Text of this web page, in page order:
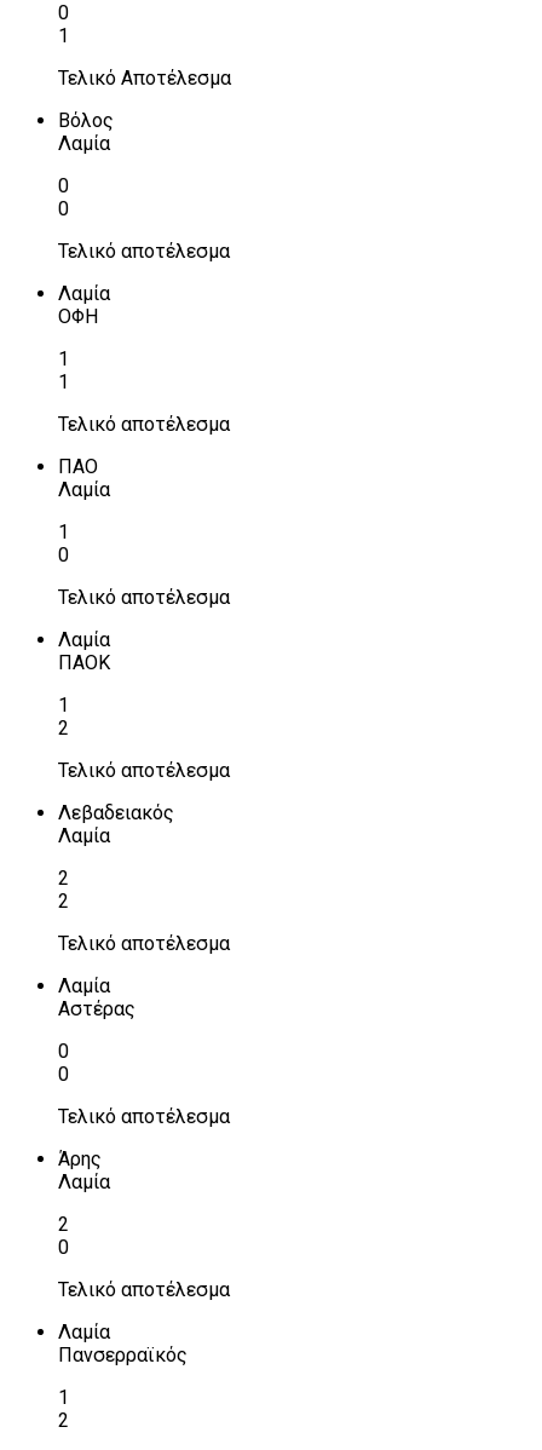
0
1
Τελικό Αποτέλεσμα
Βόλος
Λαμία
0
0
Τελικό αποτέλεσμα
Λαμία
ΟΦΗ
1
1
Τελικό αποτέλεσμα
ΠΑΟ
Λαμία
1
0
Τελικό αποτέλεσμα
Λαμία
ΠΑΟΚ
1
2
Τελικό αποτέλεσμα
Λεβαδειακός
Λαμία
2
2
Τελικό αποτέλεσμα
Λαμία
Αστέρας
0
0
Τελικό αποτέλεσμα
Άρης
Λαμία
2
0
Τελικό αποτέλεσμα
Λαμία
Πανσερραϊκός
1
2